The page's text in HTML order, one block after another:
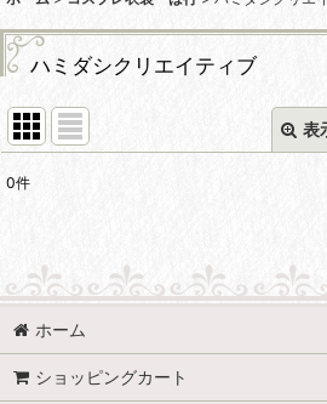
ハミダシクリエイティブ
表
並び順
0件
ホーム
ショッピングカート